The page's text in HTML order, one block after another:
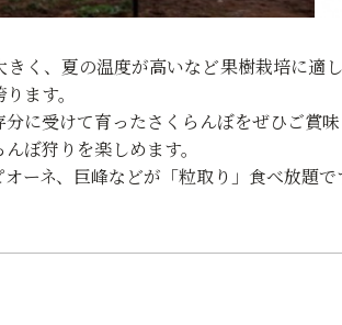
く、夏の温度が高いなど果樹栽培に適
ます。
に受けて育ったさくらんぼをぜひご賞味
ぼ狩りを楽しめます。
ーネ、巨峰などが「粒取り」食べ放題で